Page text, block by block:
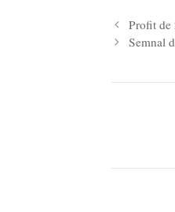
Profit de
Semnal